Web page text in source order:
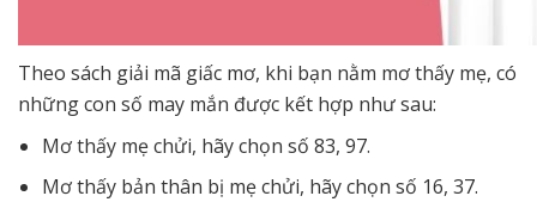
Theo sách giải mã giấc mơ, khi bạn nằm mơ thấy mẹ, có
những con số may mắn được kết hợp như sau:
Mơ thấy mẹ chửi, hãy chọn số 83, 97.
Mơ thấy bản thân bị mẹ chửi, hãy chọn số 16, 37.